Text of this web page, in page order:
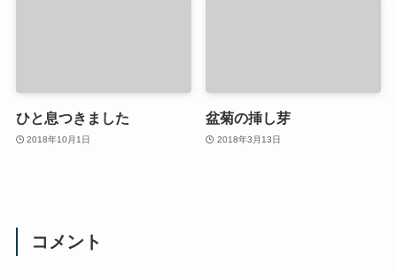
ひと息つきました
2018年10月1日
盆菊の挿し芽
2018年3月13日
コメント